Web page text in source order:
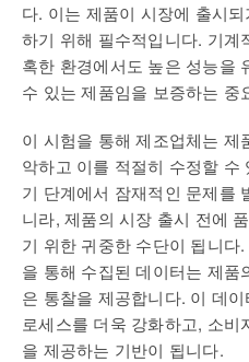
다. 이는 제품이 시장에 출시
하기 위해 필수적입니다. 기
혹한 환경에서도 높은 성능을
수 있는 제품임을 보증하는 중
이 시험을 통해 제조업체는
악하고 이를 적절히 수정할 수
기 단계에서 잠재적인 문제를
니라, 제품의 시장 출시 전에
기 위한 귀중한 수단이 됩니다
을 통해 수집된 데이터는 제품
은 통찰을 제공합니다. 이 데
로세스를 더욱 강화하고, 소
을 제공하는 기반이 됩니다.